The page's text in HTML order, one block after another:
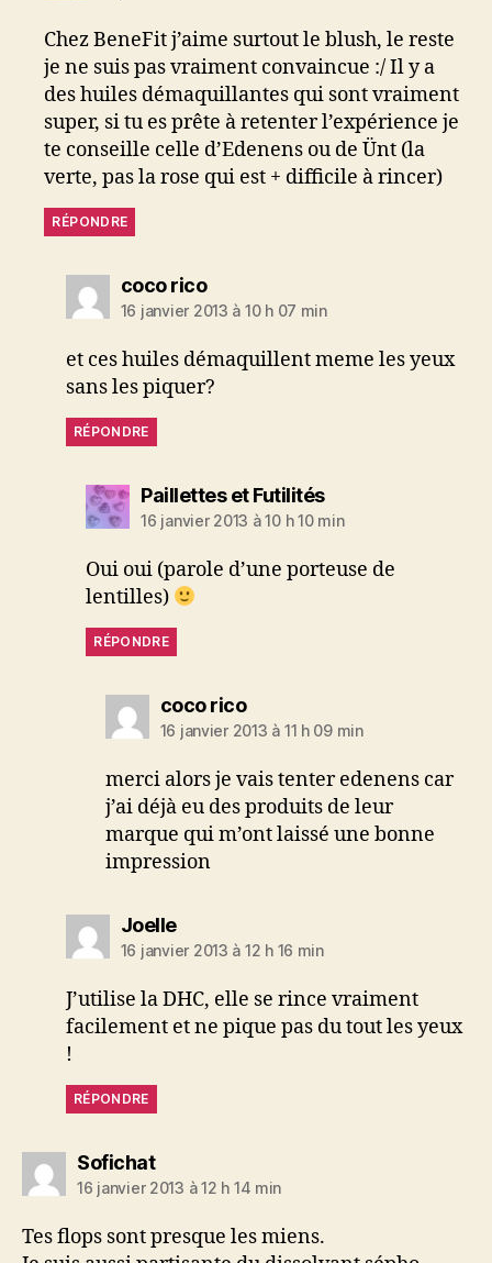
Chez BeneFit j’aime surtout le blush, le reste
je ne suis pas vraiment convaincue :/ Il y a
des huiles démaquillantes qui sont vraiment
super, si tu es prête à retenter l’expérience je
te conseille celle d’Edenens ou de Ünt (la
verte, pas la rose qui est + difficile à rincer)
RÉPONDRE
coco ricodit :
16 janvier 2013 à 10 h 07 min
et ces huiles démaquillent meme les yeux
sans les piquer?
RÉPONDRE
Paillettes et Futilitésdit :
16 janvier 2013 à 10 h 10 min
Oui oui (parole d’une porteuse de
lentilles)
RÉPONDRE
coco ricodit :
16 janvier 2013 à 11 h 09 min
merci alors je vais tenter edenens car
j’ai déjà eu des produits de leur
marque qui m’ont laissé une bonne
impression
Joelledit :
16 janvier 2013 à 12 h 16 min
J’utilise la DHC, elle se rince vraiment
facilement et ne pique pas du tout les yeux
!
RÉPONDRE
Sofichatdit :
16 janvier 2013 à 12 h 14 min
Tes flops sont presque les miens.